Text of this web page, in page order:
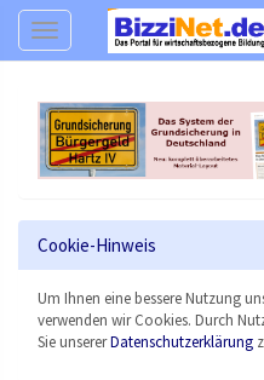
Navigation
Cookie-Hinweis
Um Ihnen eine bessere Nutzung
verwenden wir Cookies. Durch
Sie unsererDatenschutzerklärung